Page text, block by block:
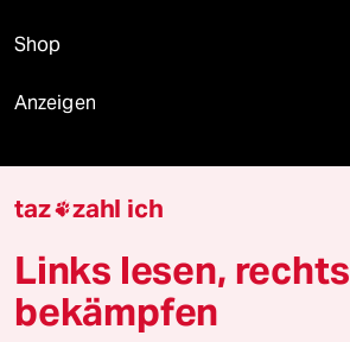
Shop
Anzeigen
Fragen & Hilfe
Feedback
taz zahl ich
Links lesen, rechts
bekämpfen